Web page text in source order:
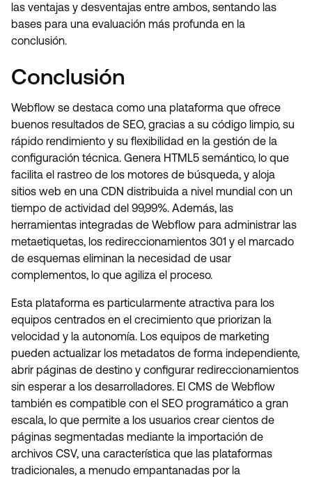
las ventajas y desventajas entre ambos, sentando las
bases para una evaluación más profunda en la
conclusión.
Conclusión
Webflow se destaca como una plataforma que ofrece
buenos resultados de SEO, gracias a su código limpio, su
rápido rendimiento y su flexibilidad en la gestión de la
configuración técnica. Genera HTML5 semántico, lo que
facilita el rastreo de los motores de búsqueda, y aloja
sitios web en una CDN distribuida a nivel mundial con un
tiempo de actividad del 99,99%. Además, las
herramientas integradas de Webflow para administrar las
metaetiquetas, los redireccionamientos 301 y el marcado
de esquemas eliminan la necesidad de usar
complementos, lo que agiliza el proceso.
Esta plataforma es particularmente atractiva para los
equipos centrados en el crecimiento que priorizan la
velocidad y la autonomía. Los equipos de marketing
pueden actualizar los metadatos de forma independiente,
abrir páginas de destino y configurar redireccionamientos
sin esperar a los desarrolladores. El CMS de Webflow
también es compatible con el SEO programático a gran
escala, lo que permite a los usuarios crear cientos de
páginas segmentadas mediante la importación de
archivos CSV, una característica que las plataformas
tradicionales, a menudo empantanadas por la